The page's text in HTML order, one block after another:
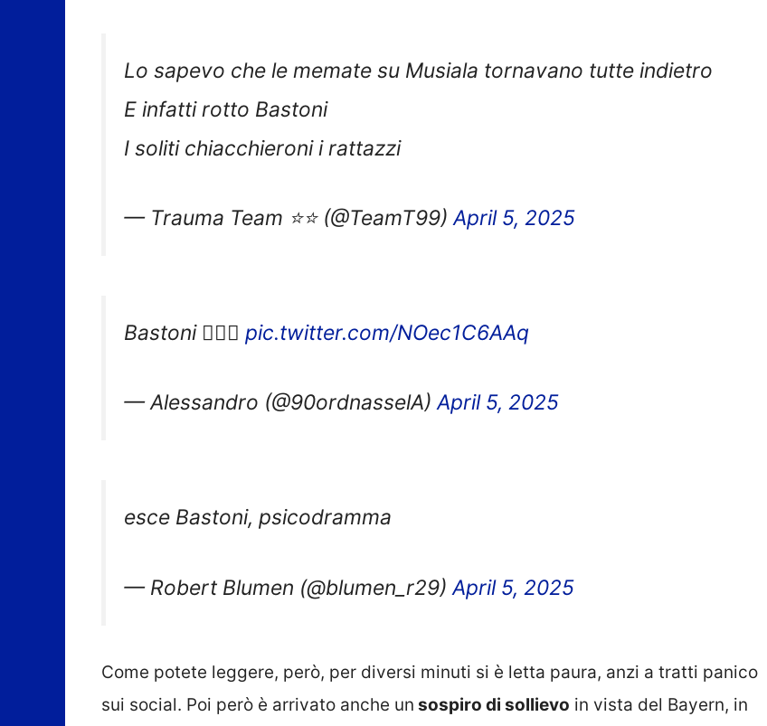
Lo sapevo che le memate su Musiala tornavano tutte indietro
E infatti rotto Bastoni
I soliti chiacchieroni i rattazzi
— Trauma Team ⭐⭐ (@TeamT99)April 5, 2025
Bastoni 🤦🏼‍♂️ pic.twitter.com/NOec1C6AAq
— Alessandro (@90ordnasselA)April 5, 2025
esce Bastoni, psicodramma
— Robert Blumen (@blumen_r29) April 5, 2025
Come potete leggere, però, per diversi minuti si è letta paura, anzi a tratti panico
sui social. Poi però è arrivato anche un sospiro di sollievo in vista del Bayern, in